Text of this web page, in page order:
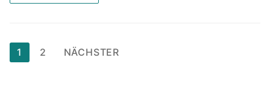
Seitennummerierung
der
1 2 NÄCHSTER